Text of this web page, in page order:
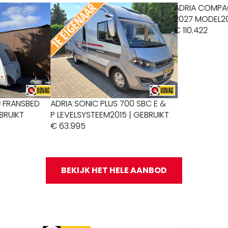
SONIC PLUS 700 SBC E &
2015 | GEBRUIKT
ADRIA COMPACT SUPREME SL
2027 MODEL2027 | NIEUW
BEKIJK HET HELE AANBOD